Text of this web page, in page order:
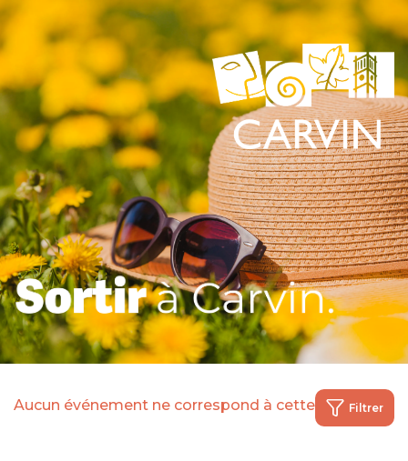
Filtrer
Aucun événement ne correspond à cette recherche